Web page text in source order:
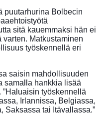
puutarhurina Bolbecin
sitä kauemmaksi hän ei
varten. Matkustaminen
työskennellä eri
saisin mahdollisuuden
samalla hankkia lisää
”Haluaisin työskennellä
Irlannissa, Belgiassa,
Saksassa tai Itävallassa.”